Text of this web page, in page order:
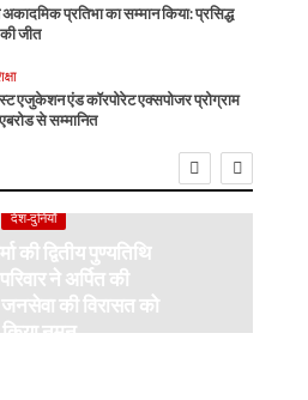
प्रतिभा का सम्मान किया: प्रसिद्ध
की जीत
एजुकेशन एंड कॉरपोरेट एक्सपोजर प्रोग्राम
से सम्मानित
देश-दुनियाँ
की द्वितीय पुण्यतिथि
परिवार ने अर्पित की
की विरासत को
किया नमन